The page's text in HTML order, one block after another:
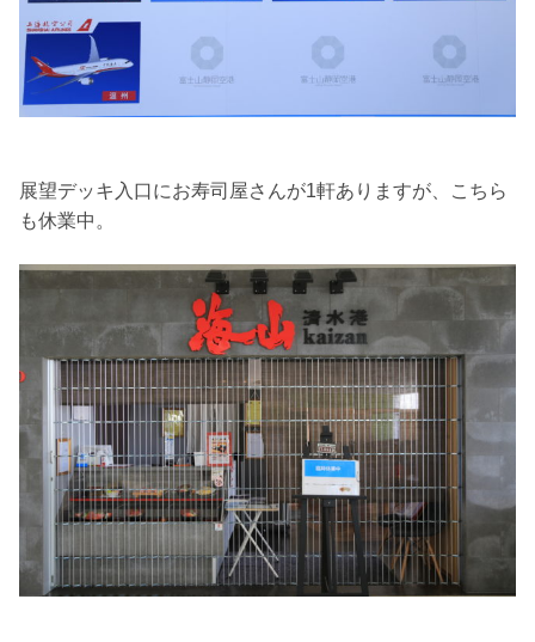
展望デッキ入口にお寿司屋さんが1軒ありますが、こちら
も休業中。